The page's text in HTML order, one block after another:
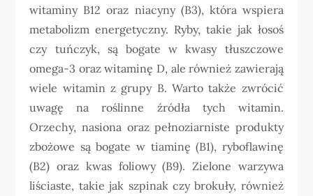
witaminy B12 oraz niacyny (B3), która wspiera
metabolizm energetyczny. Ryby, takie jak łosoś
czy tuńczyk, są bogate w kwasy tłuszczowe
omega-3 oraz witaminę D, ale również zawierają
wiele witamin z grupy B. Warto także zwrócić
uwagę na roślinne źródła tych witamin.
Orzechy, nasiona oraz pełnoziarniste produkty
zbożowe są bogate w tiaminę (B1), ryboflawinę
(B2) oraz kwas foliowy (B9). Zielone warzywa
liściaste, takie jak szpinak czy brokuły, również